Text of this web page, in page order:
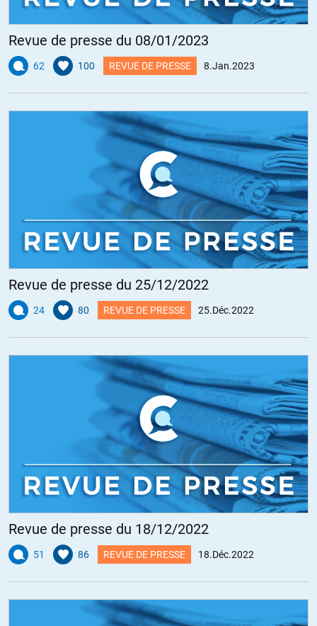
Revue de presse du 08/01/2023
62 100 REVUE DE PRESSE 8.Jan.2023
Revue de presse du 25/12/2022
24 80 REVUE DE PRESSE 25.Déc.2022
Revue de presse du 18/12/2022
51 86 REVUE DE PRESSE 18.Déc.2022